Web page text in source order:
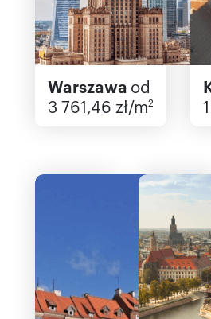
Warszawa od
3 761,46 zł/m2